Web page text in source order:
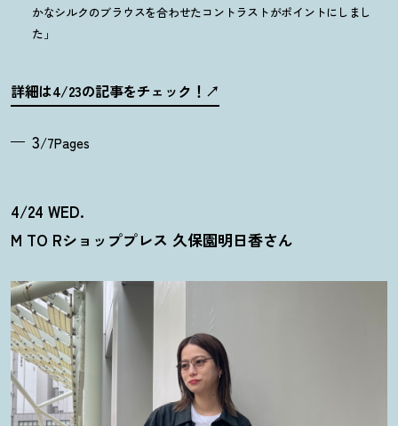
かなシルクのブラウスを合わせたコントラストがポイントにしまし
た」
詳細は4/23の記事をチェック ！
3/7Pages
4/24 WED.
M TO Rショッププレス 久保園明日香さん